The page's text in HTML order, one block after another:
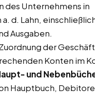
des Unternehmens in
d. Lahn,
Ausgaben.
der
Konten im
und
Hauptbuch,